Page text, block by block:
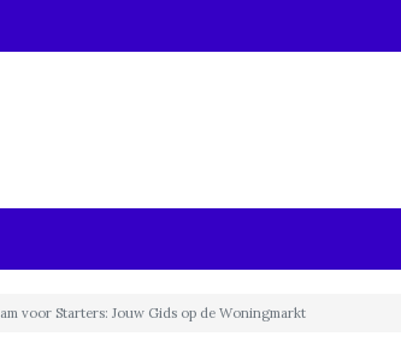
voor Starters: Jouw Gids op de Woningmarkt